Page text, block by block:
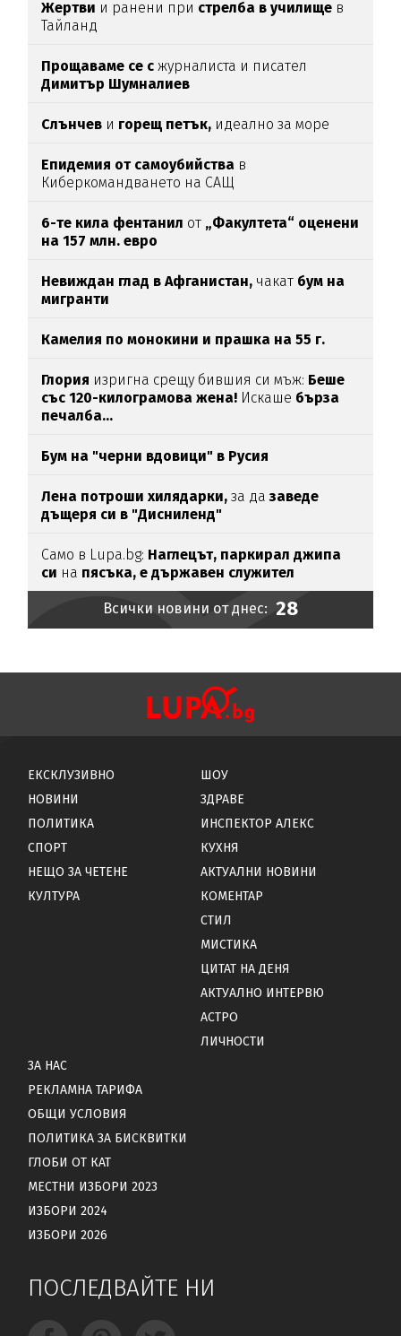
Жертви и ранени при стрелба в училище в
Тайланд
Прощаваме се с журналиста и писател
Димитър Шумналиев
Слънчев и горещ петък, идеално за море
Епидемия от самоубийства в
Киберкомандването на САЩ
6-те кила фентанил от „Факултета“ оценени
на 157 млн. евро
Невиждан глад в Афганистан, чакат бум на
мигранти
Камелия по монокини и прашка на 55 г.
Глория изригна срещу бившия си мъж: Беше
със 120-килограмова жена! Искаше бърза
печалба...
Бум на "черни вдовици" в Русия
Лена потроши хилядарки,за да заведе
дъщеря си в "Дисниленд"
Само в Lupa.bg: Наглецът, паркирал джипа
си на пясъка, е държавен служител
Всички новини от днес: 28
ЕКСКЛУЗИВНО
НОВИНИ
ПОЛИТИКА
СПОРТ
НЕЩО ЗА ЧЕТЕНЕ
КУЛТУРА
ШОУ
ЗДРАВЕ
ИНСПЕКТОР АЛЕКС
КУХНЯ
АКТУАЛНИ НОВИНИ
КОМЕНТАР
СТИЛ
МИСТИКА
ЦИТАТ НА ДЕНЯ
АКТУАЛНО ИНТЕРВЮ
АСТРО
ЛИЧНОСТИ
ЗА НАС
РЕКЛАМНА ТАРИФА
ОБЩИ УСЛОВИЯ
ПОЛИТИКА ЗА БИСКВИТКИ
ГЛОБИ ОТ КАТ
МЕСТНИ ИЗБОРИ 2023
ИЗБОРИ 2024
ИЗБОРИ 2026
ПОСЛЕДВАЙТЕ НИ